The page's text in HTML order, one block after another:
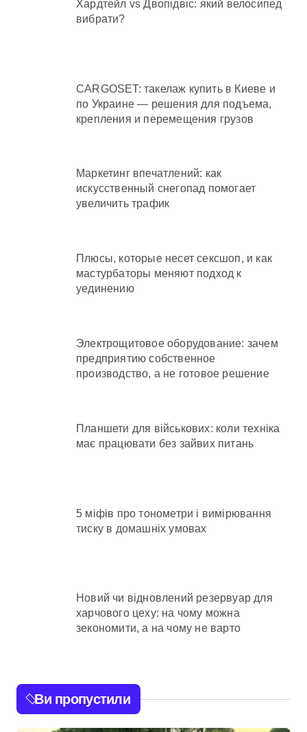
Хардтейл vs Двопідвіс: який велосипед
вибрати?
CARGOSET: такелаж купить в Киеве и
по Украине — решения для подъема,
крепления и перемещения грузов
Маркетинг впечатлений: как
искусственный снегопад помогает
увеличить трафик
Плюсы, которые несет сексшоп, и как
мастурбаторы меняют подход к
уединению
Электрощитовое оборудование: зачем
предприятию собственное
производство, а не готовое решение
Планшети для військових: коли техніка
має працювати без зайвих питань
5 міфів про тонометри і вимірювання
тиску в домашніх умовах
Новий чи відновлений резервуар для
харчового цеху: на чому можна
зекономити, а на чому не варто
Ви пропустили